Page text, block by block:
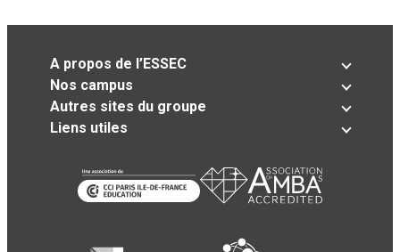
A propos de l’ESSEC
Nos campus
Autres sites du groupe
Liens utiles